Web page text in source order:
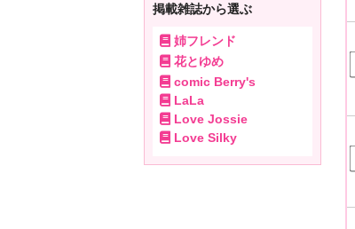
掲載雑誌から選ぶ
姉フレンド
花とゆめ
comic Berry's
LaLa
Love Jossie
Love Silky